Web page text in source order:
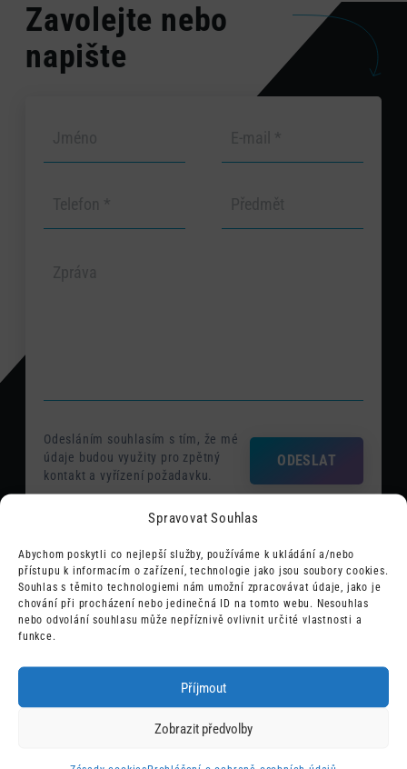
Spravovat Souhlas
Abychom poskytli co nejlepší služby, používáme k ukládání a/nebo
přístupu k informacím o zařízení, technologie jako jsou soubory cookies.
Souhlas s těmito technologiemi nám umožní zpracovávat údaje, jako je
chování při procházení nebo jedinečná ID na tomto webu. Nesouhlas
nebo odvolání souhlasu může nepříznivě ovlivnit určité vlastnosti a
funkce.
Příjmout
Zobrazit předvolby
Zavolejte nebo
napište
Odesláním souhlasím s tím, že mé
údaje budou využity pro zpětný
kontakt a vyřízení požadavku.
ODESLAT
Obchod
Chcete konzultovat nějakou z našich služeb nebo
poptat spolupráci?
607 963 703